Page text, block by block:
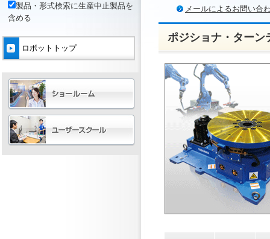
メールによるお問い合
ポジショナ・ター
製品・形式検索に生産中止製品を
含める
ロボットトップ